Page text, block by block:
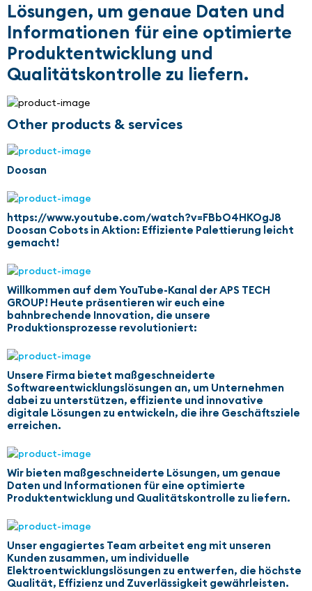
Lösungen, um genaue Daten und
Informationen für eine optimierte
Produktentwicklung und
Qualitätskontrolle zu liefern.
Other products & services
Doosan
https://www.youtube.com/watch?v=FBbO4HKOgJ8
Doosan Cobots in Aktion: Effiziente Palettierung leicht
gemacht!
Willkommen auf dem YouTube-Kanal der APS TECH
GROUP! Heute präsentieren wir euch eine
bahnbrechende Innovation, die unsere
Produktionsprozesse revolutioniert:
Unsere Firma bietet maßgeschneiderte
Softwareentwicklungslösungen an, um Unternehmen
dabei zu unterstützen, effiziente und innovative
digitale Lösungen zu entwickeln, die ihre Geschäftsziele
erreichen.
Wir bieten maßgeschneiderte Lösungen, um genaue
Daten und Informationen für eine optimierte
Produktentwicklung und Qualitätskontrolle zu liefern.
Unser engagiertes Team arbeitet eng mit unseren
Kunden zusammen, um individuelle
Elektroentwicklungslösungen zu entwerfen, die höchste
Qualität, Effizienz und Zuverlässigkeit gewährleisten.